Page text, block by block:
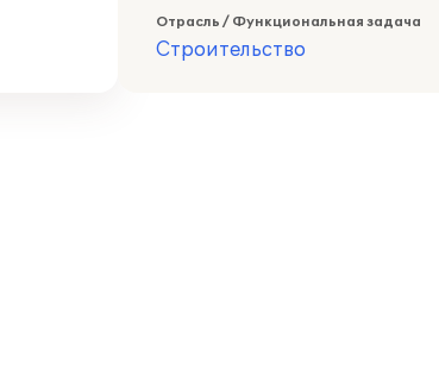
Отрасль / Функциональная задача
Строительство